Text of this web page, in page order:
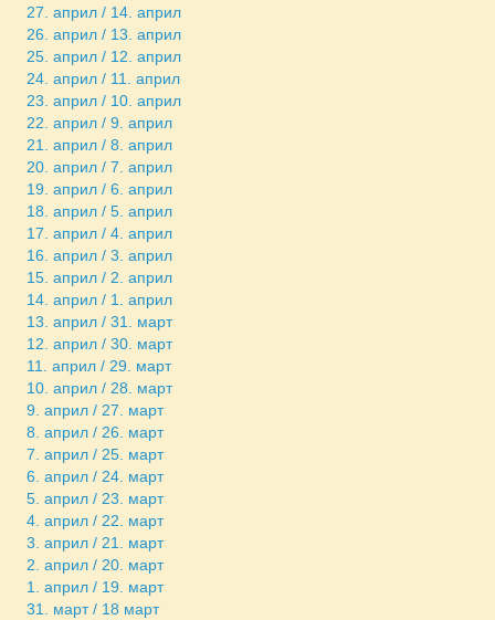
27. април / 14. април
26. април / 13. април
25. април / 12. април
24. април / 11. април
23. април / 10. април
22. април / 9. април
21. април / 8. април
20. април / 7. април
19. април / 6. април
18. април / 5. април
17. април / 4. април
16. април / 3. април
15. април / 2. април
14. април / 1. април
13. април / 31. март
12. април / 30. март
11. април / 29. март
10. април / 28. март
9. април / 27. март
8. април / 26. март
7. април / 25. март
6. април / 24. март
5. април / 23. март
4. април / 22. март
3. април / 21. март
2. април / 20. март
1. април / 19. март
31. март / 18 март